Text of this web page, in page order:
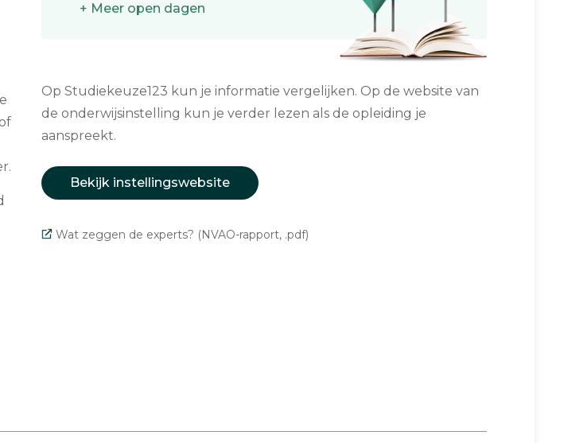
+ Meer open dagen
Op Studiekeuze123 kun je informatie vergelijken. Op de website van
de onderwijsinstelling kun je verder lezen als de opleiding je
aanspreekt.
Bekijk instellingswebsite
Wat zeggen de experts? (NVAO-rapport, .pdf)